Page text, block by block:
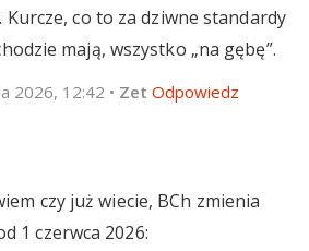
Kurcze, co to za dziwne standardy
mają, wszystko „na gębę”.
2026, 12:42 • Zet Odpowiedz
czy już wiecie, BCh zmienia
1 czerwca 2026: